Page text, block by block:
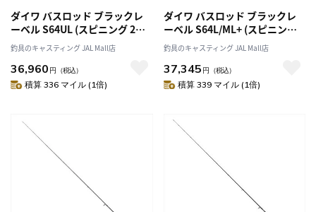
ダイワ バスロッド ブラックレ
ーベル S64UL (スピニング 2ピ
ース)
釣具のキャスティング JAL Mall店
36,960 円 （税込）
積算 336 マイル (1倍)
ダイワ バスロッド ブラックレ
ーベル S64L/ML+ (スピニング 2
ピース)
釣具のキャスティング JAL Mall店
37,345 円 （税込）
積算 339 マイル (1倍)